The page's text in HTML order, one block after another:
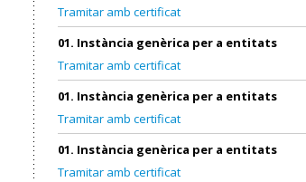
Tramitar amb certificat
01. Instància genèrica per a entitats
Tramitar amb certificat
01. Instància genèrica per a entitats
Tramitar amb certificat
01. Instància genèrica per a entitats
Tramitar amb certificat